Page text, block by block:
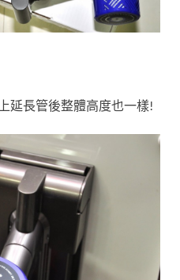
延長管後整體高度也一樣!